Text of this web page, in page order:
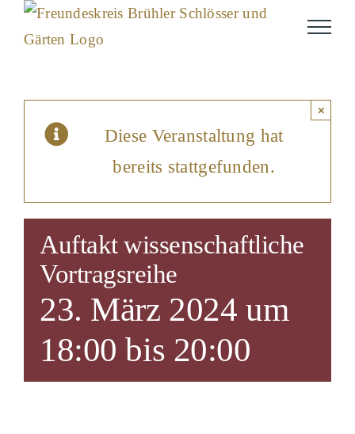
Skip
Diese Veranstaltung hat
bereits stattgefunden.
×
Auftakt wissenschaftliche
Vortragsreihe
23. März 2024 um
18:00 bis 20:00